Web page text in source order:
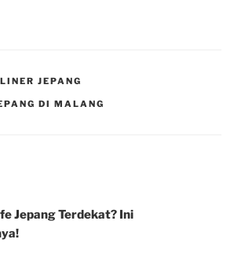
JEPANG
DI MALANG
Jepang Terdekat? Ini